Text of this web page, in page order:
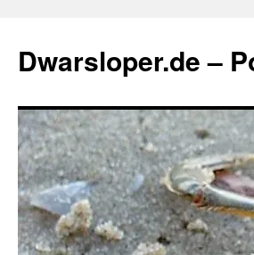
springen
Dwarsloper.de –